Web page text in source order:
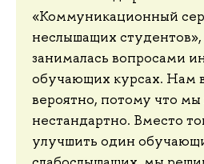
«Коммуникационный
неслышащих
занималась вопросами
обучающих курсах. Нам
вероятно, потому что мы
нестандартно. Вместо
улучшить один